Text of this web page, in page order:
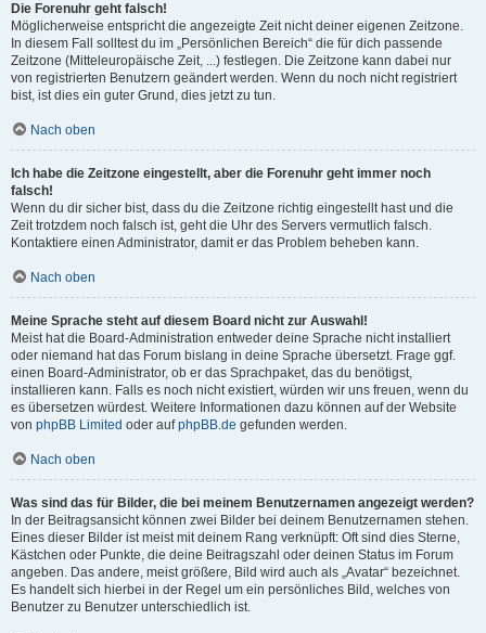
Die Forenuhr geht falsch!
Möglicherweise entspricht die angezeigte Zeit nicht deiner eigenen Zeitzone.
In diesem Fall solltest du im „Persönlichen Bereich“ die für dich passende
Zeitzone (Mitteleuropäische Zeit, ...) festlegen. Die Zeitzone kann dabei nur
von registrierten Benutzern geändert werden. Wenn du noch nicht registriert
bist, ist dies ein guter Grund, dies jetzt zu tun.
Nach oben
Ich habe die Zeitzone eingestellt, aber die Forenuhr geht immer noch
falsch!
Wenn du dir sicher bist, dass du die Zeitzone richtig eingestellt hast und die
Zeit trotzdem noch falsch ist, geht die Uhr des Servers vermutlich falsch.
Kontaktiere einen Administrator, damit er das Problem beheben kann.
Nach oben
Meine Sprache steht auf diesem Board nicht zur Auswahl!
Meist hat die Board-Administration entweder deine Sprache nicht installiert
oder niemand hat das Forum bislang in deine Sprache übersetzt. Frage ggf.
einen Board-Administrator, ob er das Sprachpaket, das du benötigst,
installieren kann. Falls es noch nicht existiert, würden wir uns freuen, wenn du
es übersetzen würdest. Weitere Informationen dazu können auf der Website
von phpBB Limited oder aufphpBB.de gefunden werden.
Nach oben
Was sind das für Bilder, die bei meinem Benutzernamen angezeigt werden?
In der Beitragsansicht können zwei Bilder bei deinem Benutzernamen stehen.
Eines dieser Bilder ist meist mit deinem Rang verknüpft: Oft sind dies Sterne,
Kästchen oder Punkte, die deine Beitragszahl oder deinen Status im Forum
angeben. Das andere, meist größere, Bild wird auch als „Avatar“ bezeichnet.
Es handelt sich hierbei in der Regel um ein persönliches Bild, welches von
Benutzer zu Benutzer unterschiedlich ist.